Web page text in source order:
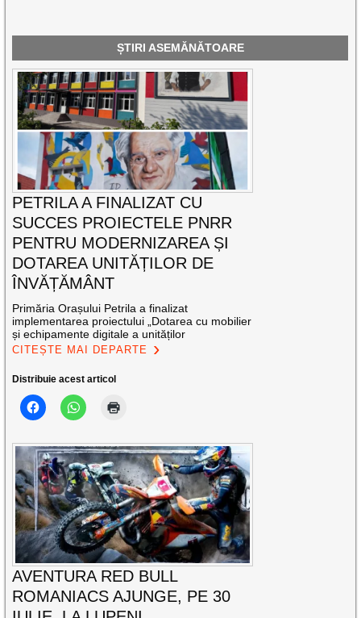
ȘTIRI ASEMĂNĂTOARE
PETRILA A FINALIZAT CU
SUCCES PROIECTELE PNRR
PENTRU MODERNIZAREA ȘI
DOTAREA UNITĂȚILOR DE
ÎNVĂȚĂMÂNT
Primăria Orașului Petrila a finalizat
implementarea proiectului „Dotarea cu mobilier
și echipamente digitale a unităților
CITEȘTE MAI DEPARTE
Distribuie acest articol
AVENTURA RED BULL
ROMANIACS AJUNGE, PE 30